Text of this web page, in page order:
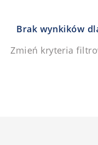
Brak wynkików
Zmień kryteria